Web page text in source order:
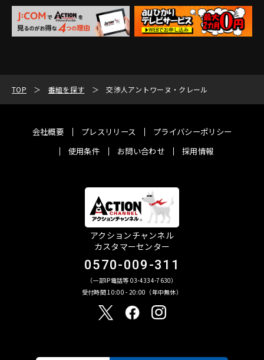
TOP 番組を探す 交渉人アントワーヌ・クレール
会社概要 プレスリリース
プライバシーポリシー
使用条件
お問い合わせ 採用情報
アクションチャンネル
カスタマーセンター
0570-009-311
（一部IP電話等 03-4334-7630）
受付時間 10:00 - 20:00（年中無休）